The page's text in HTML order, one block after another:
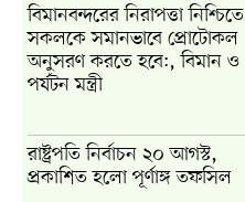
বিমানবন্দরের নিরাপত্তা নিশ্চিতে
সকলকে সমানভাবে প্রোটোকল
অনুসরণ করতে হবে:, বিমান ও
পর্যটন মন্ত্রী
রাষ্ট্রপতি নির্বাচন ২০ আগস্ট,
প্রকাশিত হলো পূর্ণাঙ্গ তফসিল